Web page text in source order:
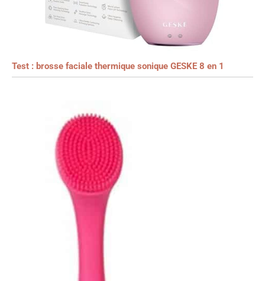
Test : brosse faciale thermique sonique GESKE 8 en 1